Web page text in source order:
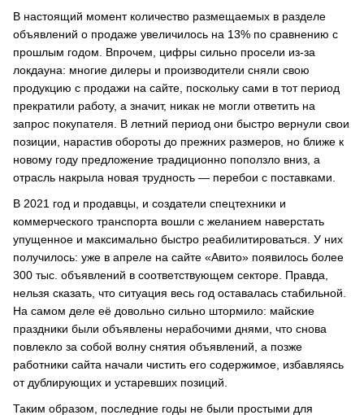
В настоящий момент количество размещаемых в разделе
объявлений о продаже увеличилось на 13% по сравнению с
прошлым годом. Впрочем, цифры сильно просели из-за
локдауна: многие дилеры и производители сняли свою
продукцию с продажи на сайте, поскольку сами в тот период
прекратили работу, а значит, никак не могли ответить на
запрос покупателя. В летний период они быстро вернули свои
позиции, нарастив обороты до прежних размеров, но ближе к
новому году предложение традиционно поползло вниз, а
отрасль накрыла новая трудность — перебои с поставками.
В 2021 год и продавцы, и создатели спецтехники и
коммерческого транспорта вошли с желанием наверстать
упущенное и максимально быстро реабилитироваться. У них
получилось: уже в апреле на сайте «Авито» появилось более
300 тыс. объявлений в соответствующем секторе. Правда,
нельзя сказать, что ситуация весь год оставалась стабильной.
На самом деле её довольно сильно штормило: майские
праздники были объявлены нерабочими днями, что снова
повлекло за собой волну снятия объявлений, а позже
работники сайта начали чистить его содержимое, избавляясь
от дублирующих и устаревших позиций.
Таким образом, последние годы не были простыми для